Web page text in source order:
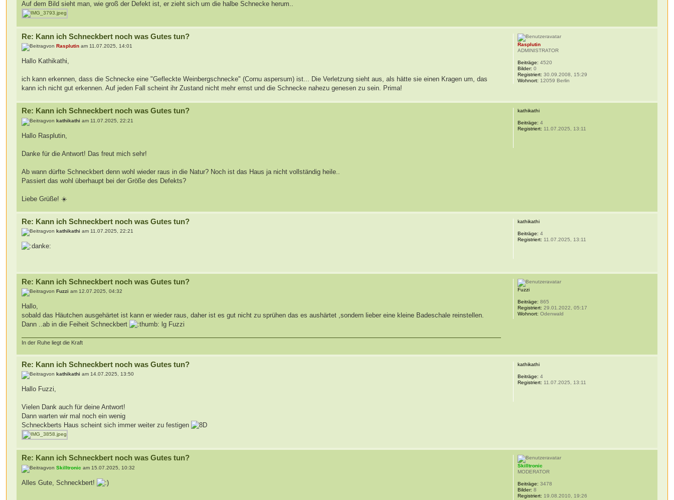
Auf dem Bild sieht man, wie groß der Defekt ist, er zieht sich um die halbe Schnecke herum..
Re: Kann ich Schneckbert noch was Gutes tun?
vonRasplutin am 11.07.2025, 14:01
Hallo Kathikathi,
ich kann erkennen, dass die Schnecke eine "Gefleckte Weinbergschnecke" (Cornu aspersum) ist... Die Verletzung sieht aus, als hätte sie einen Kragen um, das
kann ich nicht gut erkennen. Auf jeden Fall scheint ihr Zustand nicht mehr ernst und die Schnecke nahezu genesen zu sein. Prima!
Rasplutin
ADMINISTRATOR
Beiträge: 4520
Bilder: 0
Registriert: 30.09.2008, 15:29
Wohnort: 12059 Berlin
Re: Kann ich Schneckbert noch was Gutes tun?
vonkathikathi am 11.07.2025, 22:21
Hallo Rasplutin,
Danke für die Antwort! Das freut mich sehr!
Ab wann dürfte Schneckbert denn wohl wieder raus in die Natur? Noch ist das Haus ja nicht vollständig heile..
Passiert das wohl überhaupt bei der Größe des Defekts?
Liebe Grüße! ☀️
kathikathi
Beiträge: 4
Registriert: 11.07.2025, 13:11
Re: Kann ich Schneckbert noch was Gutes tun?
vonkathikathi am 11.07.2025, 22:21
kathikathi
Beiträge: 4
Registriert: 11.07.2025, 13:11
Re: Kann ich Schneckbert noch was Gutes tun?
vonFuzzi am 12.07.2025, 04:32
Hallo,
sobald das Häutchen ausgehärtet ist kann er wieder raus, daher ist es gut nicht zu sprühen das es aushärtet ,sondern lieber eine kleine Badeschale reinstellen.
Dann ..ab in die Feiheit Schneckbert
lg Fuzzi
In der Ruhe liegt die Kraft
Fuzzi
Beiträge: 865
Registriert: 29.01.2022, 05:17
Wohnort: Odenwald
Re: Kann ich Schneckbert noch was Gutes tun?
vonkathikathi am 14.07.2025, 13:50
Hallo Fuzzi,
Vielen Dank auch für deine Antwort!
Dann warten wir mal noch ein wenig
Schneckberts Haus scheint sich immer weiter zu festigen
kathikathi
Beiträge: 4
Registriert: 11.07.2025, 13:11
Re: Kann ich Schneckbert noch was Gutes tun?
vonSkilltronic am 15.07.2025, 10:32
Alles Gute, Schneckbert!
Skilltronic
MODERATOR
Beiträge: 3478
Bilder: 8
Registriert: 19.08.2010, 19:26